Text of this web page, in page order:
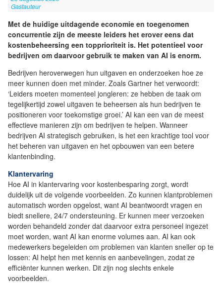
Gastauteur
Met de huidige uitdagende economie en toegenomen
concurrentie zijn de meeste leiders het erover eens dat
kostenbeheersing een topprioriteit is. Het potentieel voor
bedrijven om daarvoor gebruik te maken van AI is enorm.
Bedrijven heroverwegen hun uitgaven en onderzoeken hoe ze
meer kunnen doen met minder. Zoals Gartner het verwoordt:
‘Leiders moeten momenteel jongleren: ze hebben de taak om
tegelijkertijd zowel uitgaven te beheersen als hun bedrijven te
positioneren voor toekomstige groei.’ AI kan een van de meest
effectieve manieren zijn om bedrijven te helpen. Wanneer
bedrijven AI strategisch gebruiken, is het een krachtige tool voor
het beheren van uitgaven en het opbouwen van een betere
klantenbinding.
Klantervaring
Hoe AI in klantervaring voor kostenbesparing zorgt, wordt
duidelijk uit de volgende voorbeelden. Zo kunnen klantproblemen
automatisch worden opgelost, want AI beantwoordt vragen en
biedt snellere, 24/7 ondersteuning. Er kunnen meer verzoeken
worden behandeld zonder dat daarvoor extra personeel ingezet
moet worden, want AI kan enorme volumes aan. AI kan ook
medewerkers begeleiden om problemen van klanten sneller op te
lossen: AI helpt hen met kennis en aanbevelingen, zodat ze
efficiënter kunnen werken. Dit zijn nog slechts enkele
voorbeelden.